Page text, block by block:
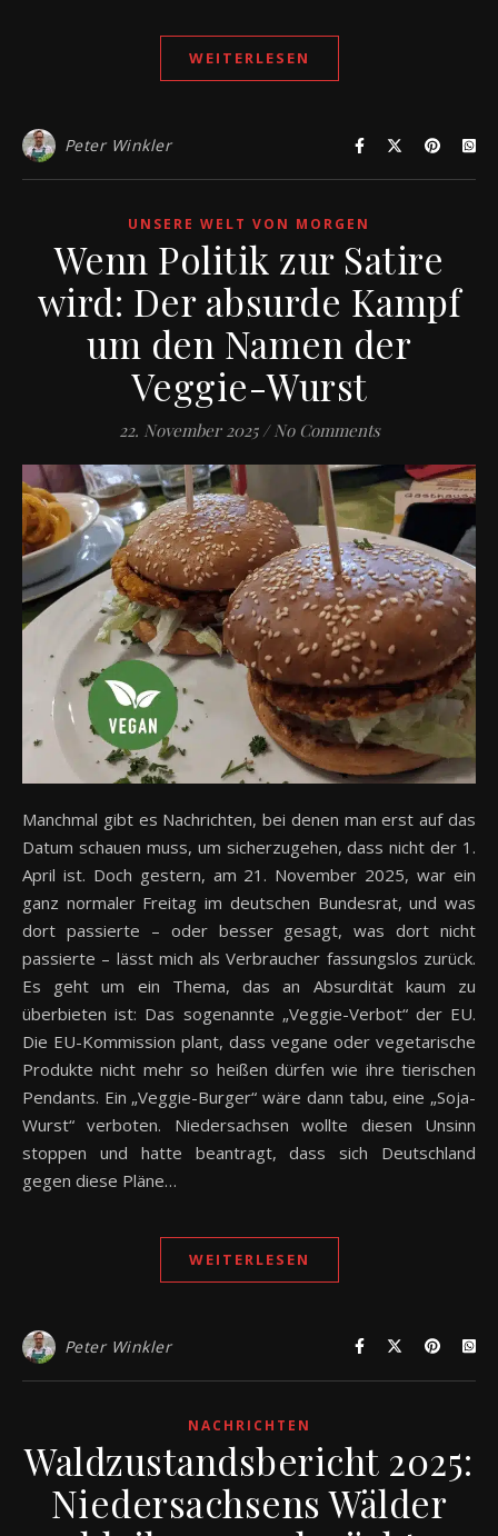
WEITERLESEN
Peter Winkler
UNSERE WELT VON MORGEN
Wenn Politik zur Satire
wird: Der absurde Kampf
um den Namen der
Veggie-Wurst
22. November 2025 / No Comments
Manchmal gibt es Nachrichten, bei denen man erst auf das
Datum schauen muss, um sicherzugehen, dass nicht der 1.
April ist. Doch gestern, am 21. November 2025, war ein
ganz normaler Freitag im deutschen Bundesrat, und was
dort passierte – oder besser gesagt, was dort nicht
passierte – lässt mich als Verbraucher fassungslos zurück.
Es geht um ein Thema, das an Absurdität kaum zu
überbieten ist: Das sogenannte „Veggie-Verbot“ der EU.
Die EU-Kommission plant, dass vegane oder vegetarische
Produkte nicht mehr so heißen dürfen wie ihre tierischen
Pendants. Ein „Veggie-Burger“ wäre dann tabu, eine „Soja-
Wurst“ verboten. Niedersachsen wollte diesen Unsinn
stoppen und hatte beantragt, dass sich Deutschland
gegen diese Pläne…
WEITERLESEN
Peter Winkler
NACHRICHTEN
Waldzustandsbericht 2025:
Niedersachsens Wälder